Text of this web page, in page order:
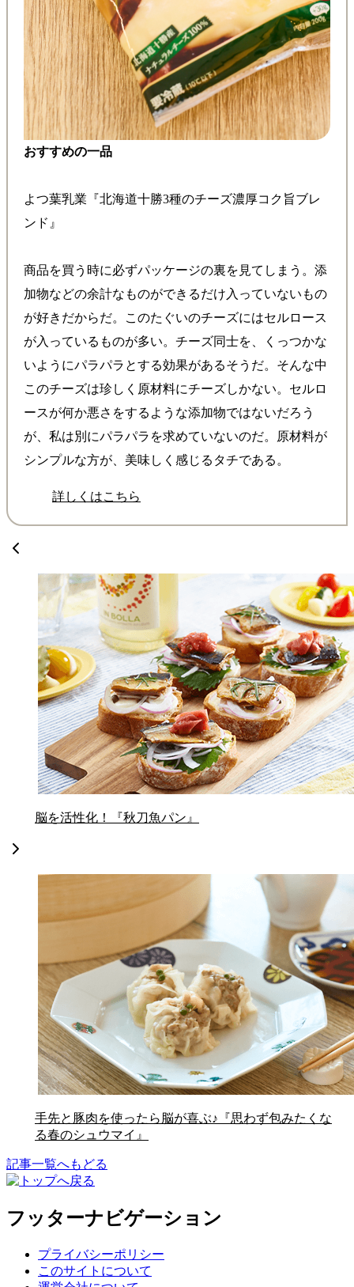
おすすめの一品
よつ葉乳業『北海道十勝3種のチーズ濃厚コク旨ブレ
ンド』
商品を買う時に必ずパッケージの裏を見てしまう。添
加物などの余計なものができるだけ入っていないもの
が好きだからだ。このたぐいのチーズにはセルロース
が入っているものが多い。チーズ同士を、くっつかな
いようにパラパラとする効果があるそうだ。そんな中
このチーズは珍しく原材料にチーズしかない。セルロ
ースが何か悪さをするような添加物ではないだろう
が、私は別にパラパラを求めていないのだ。原材料が
シンプルな方が、美味しく感じるタチである。
詳しくはこちら
脳を活性化！『秋刀魚パン』
手先と豚肉を使ったら脳が喜ぶ♪『思わず包みたくな
る春のシュウマイ』
記事一覧へもどる
フッターナビゲーション
プライバシーポリシー
このサイトについて